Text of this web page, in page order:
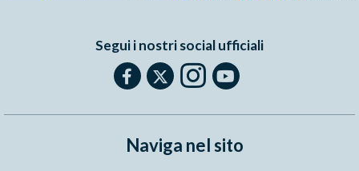
Segui i nostri social ufficiali
Naviga nel sito